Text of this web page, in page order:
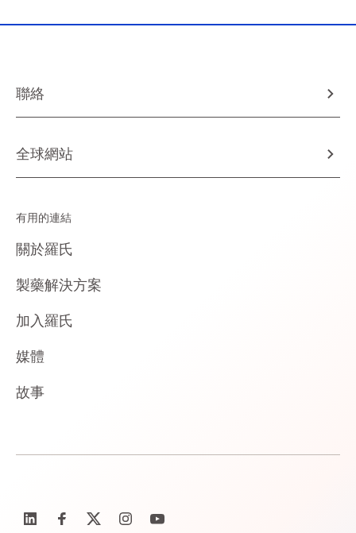
聯絡
全球網站
有用的連結
關於羅氏
製藥解決方案
加入羅氏
媒體
故事